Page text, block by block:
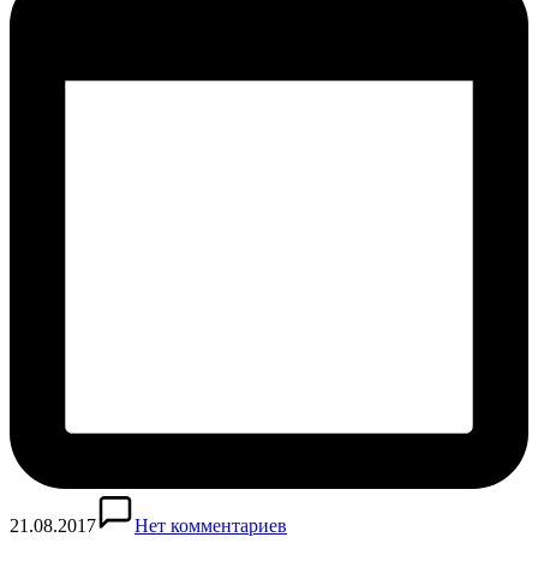
21.08.2017 Нет комментариев